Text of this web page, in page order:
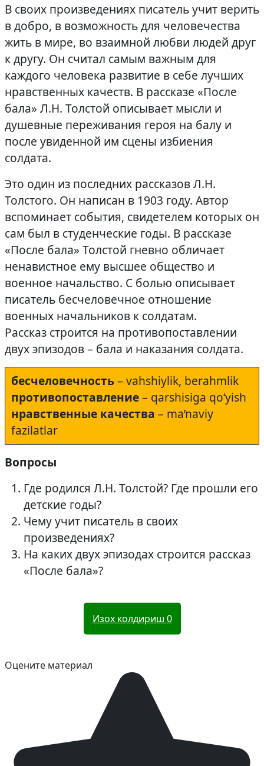
В своих произведениях писатель учит верить
в добро, в возможность для человечества
жить в мире, во взаимной любви людей друг
к другу. Он считал самым важным для
каждого человека развитие в себе лучших
нравственных качеств. В рассказе «После
бала» Л.Н. Толстой описывает мысли и
душевные переживания героя на балу и
после увиденной им сцены избиения
солдата.
Это один из последних рассказов Л.Н.
Толстого. Он написан в 1903 году. Автор
вспоминает события, свидетелем которых он
сам был в студенческие годы. В рассказе
«После бала» Толстой гневно обличает
ненавистное ему высшее общество и
военное начальство. С болью описывает
писатель бесчеловечное отношение
военных начальников к солдатам.
Рассказ строится на противопоставлении
двух эпизодов – бала и наказания солдата.
бесчеловечность – vahshiylik, berahmlik
противопоставление– qarshisiga qo‘yish
нравственные качества – ma’naviy
fazilatlar
Вопросы
Где родился Л.Н. Толстой? Где прошли его
детские годы?
Чему учит писатель в своих
произведениях?
На каких двух эпизодах строится рассказ
«После бала»?
Изох колдириш 0
Оцените материал